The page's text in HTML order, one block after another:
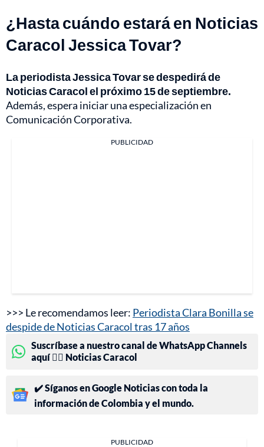
¿Hasta cuándo estará en Noticias
Caracol Jessica Tovar?
La periodista Jessica Tovar se despedirá de
Noticias Caracol el próximo 15 de septiembre.
Además, espera iniciar una especialización en
Comunicación Corporativa.
PUBLICIDAD
>>> Le recomendamos leer: Periodista Clara Bonilla se
despide de Noticias Caracol tras 17 años
Suscríbase a nuestro canal de WhatsApp Channels
aquí 👉🏻 Noticias Caracol
✔️ Síganos en Google Noticias con toda la
información de Colombia y el mundo.
PUBLICIDAD